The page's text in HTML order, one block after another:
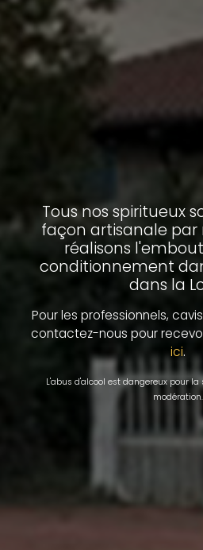
Tous nos spiritueux
façon artisanale par
réalisons
conditionnement
dans la
Pour les professionnels,
contactez-nous pour
ici.
L'abus d'alcool est dangereux pour
modération.